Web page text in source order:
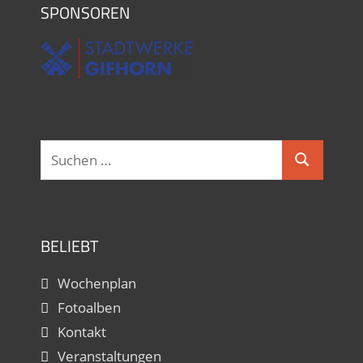
Hobbytanzggruppe bei Ina Langner
Sonntag, 17.00 - 18.30
SPONSOREN
Suchen
nach:
Suchen
BELIEBT
Wochenplan
Fotoalben
Kontakt
Veranstaltungen